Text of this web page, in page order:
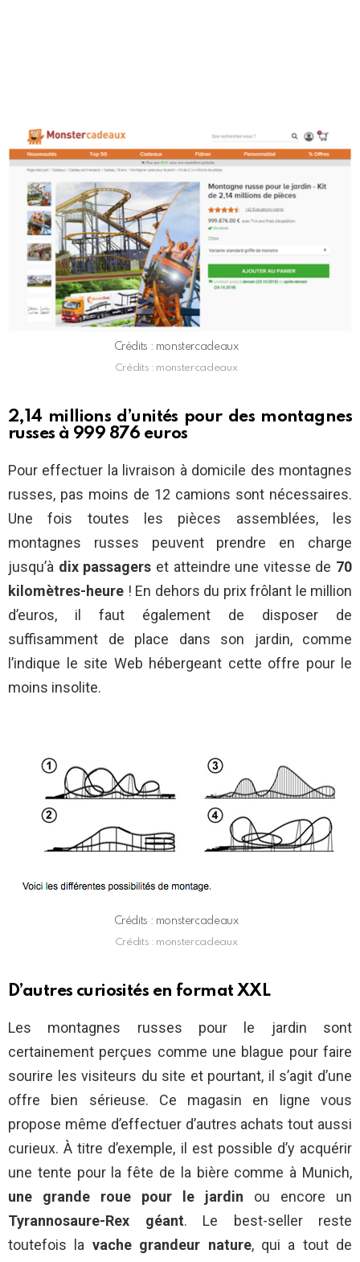
Crédits : monstercadeaux
Crédits : monstercadeaux
2,14 millions d’unités pour des montagnes
russes à 999 876 euros
Pour effectuer la livraison à domicile des montagnes
russes, pas moins de 12 camions sont nécessaires.
Une fois toutes les pièces assemblées, les
montagnes russes peuvent prendre en charge
jusqu’à dix passagers et atteindre une vitesse de 70
kilomètres-heure ! En dehors du prix frôlant le million
d’euros, il faut également de disposer de
suffisamment de place dans son jardin, comme
l’indique le site Web hébergeant cette offre pour le
moins insolite.
Crédits : monstercadeaux
Crédits : monstercadeaux
D’autres curiosités en format XXL
Les montagnes russes pour le jardin sont
certainement perçues comme une blague pour faire
sourire les visiteurs du site et pourtant, il s’agit d’une
offre bien sérieuse. Ce magasin en ligne vous
propose même d’effectuer d’autres achats tout aussi
curieux.À titre d’exemple, il est possible d’y acquérir
une tente pour la fête de la bière comme à Munich,
une grande roue pour le jardin ou encore un
Tyrannosaure-Rex géant. Le best-seller reste
toutefois la vache grandeur nature, qui a tout de